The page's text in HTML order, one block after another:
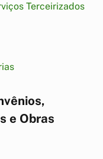
Terceirizados
e Obras